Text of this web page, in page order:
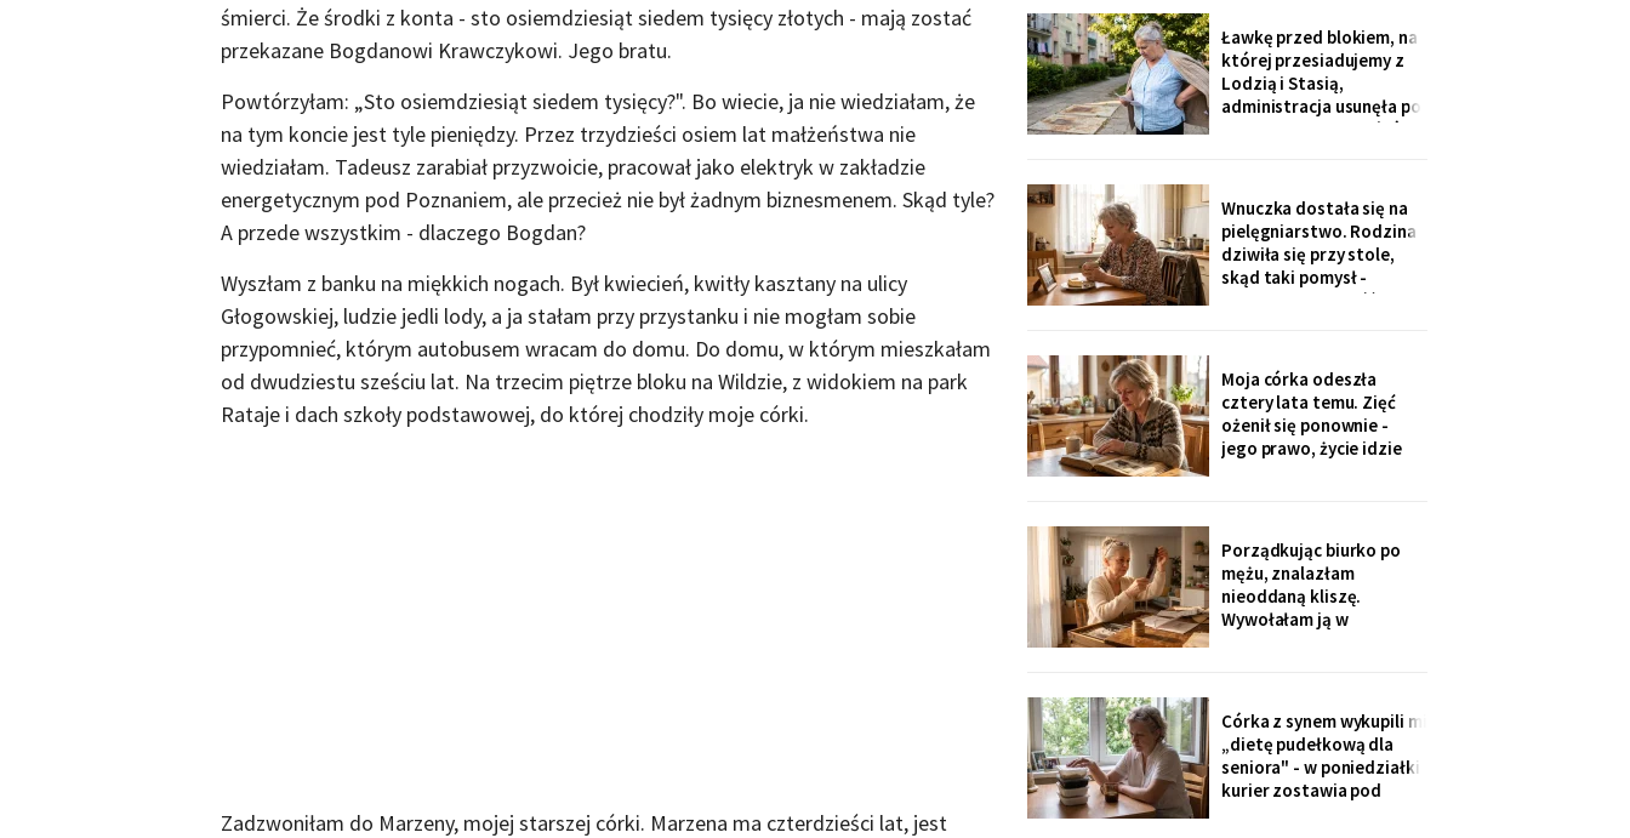
śmierci. Że środki z konta - sto osiemdziesiąt siedem tysięcy złotych - mają zostać
przekazane Bogdanowi Krawczykowi. Jego bratu.
Powtórzyłam: „Sto osiemdziesiąt siedem tysięcy?". Bo wiecie, ja nie wiedziałam, że
na tym koncie jest tyle pieniędzy. Przez trzydzieści osiem lat małżeństwa nie
wiedziałam. Tadeusz zarabiał przyzwoicie, pracował jako elektryk w zakładzie
energetycznym pod Poznaniem, ale przecież nie był żadnym biznesmenem. Skąd tyle?
A przede wszystkim - dlaczego Bogdan?
Wyszłam z banku na miękkich nogach. Był kwiecień, kwitły kasztany na ulicy
Głogowskiej, ludzie jedli lody, a ja stałam przy przystanku i nie mogłam sobie
przypomnieć, którym autobusem wracam do domu. Do domu, w którym mieszkałam
od dwudziestu sześciu lat. Na trzecim piętrze bloku na Wildzie, z widokiem na park
Rataje i dach szkoły podstawowej, do której chodziły moje córki.
Zadzwoniłam do Marzeny, mojej starszej córki. Marzena ma czterdzieści lat, jest
cicho: „Pani jest złota.
Męża - pozłacana, dobra
imitacja, robota sprzed
lat".
Ławkę przed blokiem, na
której przesiadujemy z
Lodzią i Stasią,
administracja usunęła po
„skargach mieszkańców"
jedenaście podpisów.
Rozpoznałam charakter
pisma córki - ma tu
kawalerkę pod wynajem.
„Mamo, bez przesady
Wnuczka dostała się na
pielęgniarstwo. Rodzina
dziwiła się przy stole,
skąd taki pomysł -
przecież mogła „iść na
podnosząc głowy znad
talerza: „bo widziałam,
jak babcia trzy lata
zajmowała się dziadkiem.
Też chcę tak
Moja córka odeszła
cztery lata temu. Zięć
ożenił się ponownie -
jego prawo, życie idzie
ścian, „bo ciocia nie lubi
na nie patrzeć". Dałam jej
mały album - schowała go
do tornistra jak
Porządkując biurko po
mężu, znalazłam
nieoddaną kliszę.
Wywołałam ją w
roześmiana kobieta przy
ognisku. Na ostatniej
klatce on - młody, z
wąsami, obejmuje ją
ramieniem.
Córka z synem wykupili mi
„dietę pudełkową dla
seniora" - w poniedziałki
kurier zostawia pod